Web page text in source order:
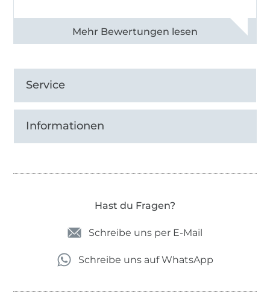
Alle 83013 Bewertungen ansehen
Service
Informationen
Hast du Fragen?
Schreibe uns per E-Mail
Schreibe uns auf WhatsApp